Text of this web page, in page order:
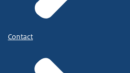
Contact